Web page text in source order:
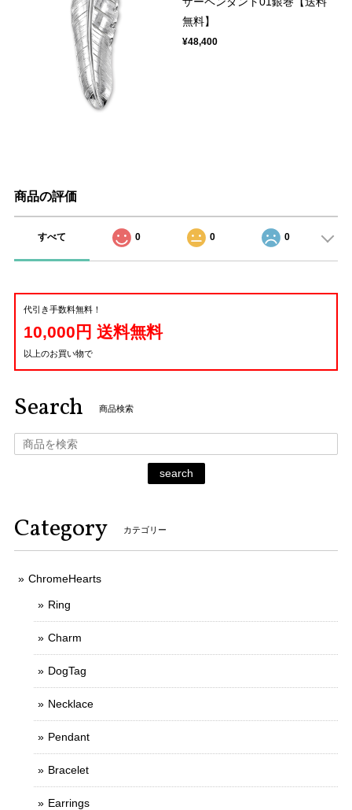
無料】
¥48,400
商品の評価
すべて 0 0 0
代引き手数料無料！
10,000円 送料無料
以上のお買い物で
Search 商品検索
search
Category カテゴリー
ChromeHearts
Ring
Charm
DogTag
Necklace
Pendant
Bracelet
Earrings